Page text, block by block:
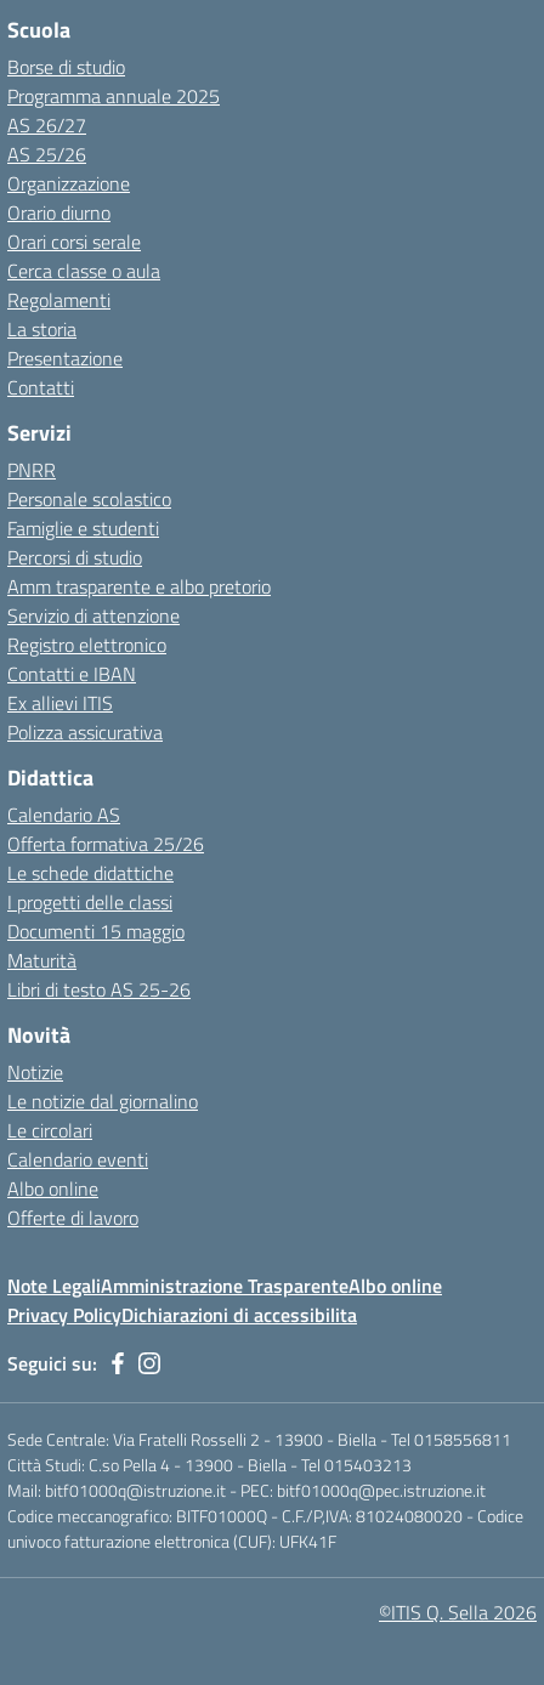
Scuola
Borse di studio
Programma annuale 2025
AS 26/27
AS 25/26
Organizzazione
Orario diurno
Orari corsi serale
Cerca classe o aula
Regolamenti
La storia
Presentazione
Contatti
Servizi
PNRR
Personale scolastico
Famiglie e studenti
Percorsi di studio
Amm trasparente e albo pretorio
Servizio di attenzione
Registro elettronico
Contatti e IBAN
Ex allievi ITIS
Polizza assicurativa
Didattica
Calendario AS
Offerta formativa 25/26
Le schede didattiche
I progetti delle classi
Documenti 15 maggio
Maturità
Libri di testo AS 25-26
Novità
Notizie
Le notizie dal giornalino
Le circolari
Calendario eventi
Albo online
Offerte di lavoro
Note LegaliAmministrazione TrasparenteAlbo online
Privacy PolicyDichiarazioni di accessibilita
Seguici su:
Sede Centrale: Via Fratelli Rosselli 2 - 13900 - Biella - Tel 0158556811
Città Studi: C.so Pella 4 - 13900 - Biella - Tel 015403213
Mail: bitf01000q@istruzione.it- PEC: bitf01000q@pec.istruzione.it
Codice meccanografico: BITF01000Q - C.F./P,IVA: 81024080020 - Codice
univoco fatturazione elettronica (CUF): UFK41F
©ITIS Q. Sella 2026